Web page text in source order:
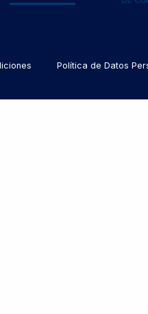
Política de Datos